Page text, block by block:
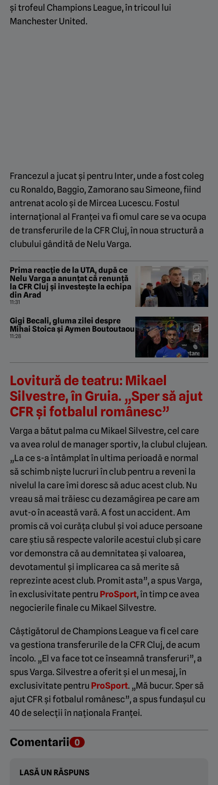
și trofeul Champions League, în tricoul lui
Manchester United.
Francezul a jucat și pentru Inter, unde a fost coleg
cu Ronaldo, Baggio, Zamorano sau Simeone, fiind
antrenat acolo și de Mircea Lucescu. Fostul
internațional al Franței va fi omul care se va ocupa
de transferurile de la CFR Cluj, în noua structură a
clubului gândită de Nelu Varga.
Prima reacție de la UTA, după ce
Nelu Varga a anunțat că renunță
la CFR Cluj și investește la echipa
din Arad
11:31
Gigi Becali, gluma zilei despre
Mihai Stoica și Aymen Boutoutaou
11:28
Lovitură de teatru: Mikael
Silvestre, în Gruia. „Sper să ajut
CFR și fotbalul românesc”
Varga a bătut palma cu Mikael Silvestre, cel care
va avea rolul de manager sportiv, la clubul clujean.
„La ce s-a întâmplat în ultima perioadă e normal
să schimb niște lucruri în club pentru a reveni la
nivelul la care îmi doresc să aduc acest club. Nu
vreau să mai trăiesc cu dezamăgirea pe care am
avut-o în această vară. A fost un accident. Am
promis că voi curăța clubul și voi aduce persoane
care știu să respecte valorile acestui club și care
vor demonstra că au demnitatea și valoarea,
devotamentul și implicarea ca să merite să
reprezinte acest club. Promit asta”, a spus Varga,
în exclusivitate pentru ProSport, în timp ce avea
negocierile finale cu Mikael Silvestre.
Câștigătorul de Champions League va fi cel care
va gestiona transferurile de la CFR Cluj, de acum
încolo. „El va face tot ce înseamnă transferuri”, a
spus Varga. Silvestre a oferit și el un mesaj, în
exclusivitate pentru ProSport. „Mă bucur. Sper să
ajut CFR și fotbalul românesc”, a spus fundașul cu
40 de selecții în naționala Franței.
Comentarii 0
LASĂ UN RĂSPUNS